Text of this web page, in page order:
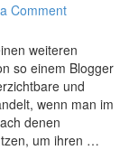
Comment
weiteren
so einem Blogger
und
wenn man im
denen
um ihren …